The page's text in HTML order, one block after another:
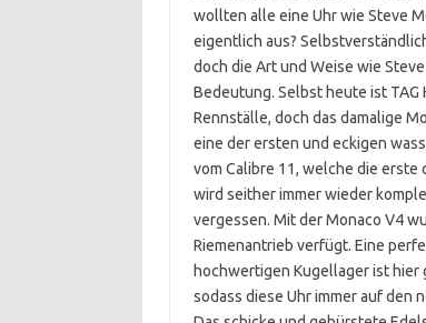
wollten alle eine Uhr wie Steve
eigentlich aus?
doch die Art und Weise wie
Bedeutung. Selbst heute ist
Rennställe, doch das damalige
eine der ersten und eckigen
vom Calibre 11, welche die erste
wird seither immer wieder
vergessen. Mit der Monaco V4
Riemenantrieb verfügt. Eine
hochwertigen Kugellager ist hier
sodass diese Uhr immer auf den